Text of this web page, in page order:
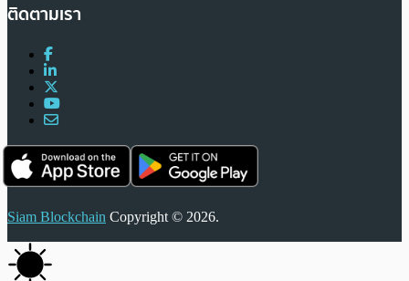
ติดตามเรา
Siam Blockchain Copyright © 2026.